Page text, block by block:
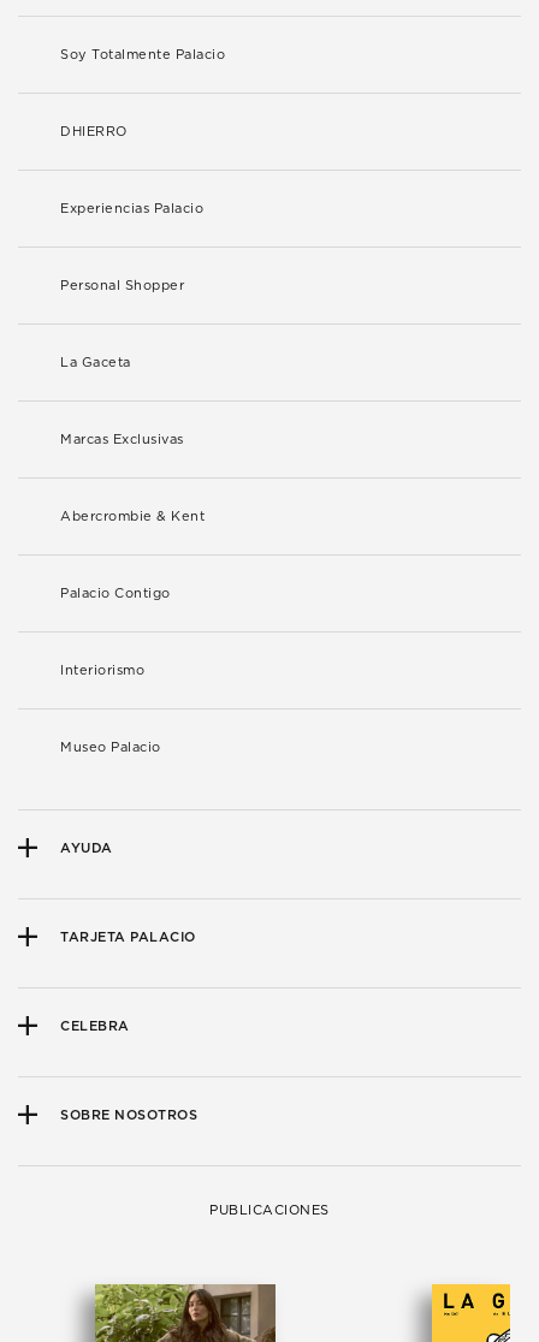
Soy Totalmente Palacio
DHIERRO
Experiencias Palacio
Personal Shopper
La Gaceta
Marcas Exclusivas
Abercrombie & Kent
Palacio Contigo
Interiorismo
Museo Palacio
AYUDA
TARJETA PALACIO
CELEBRA
SOBRE NOSOTROS
PUBLICACIONES